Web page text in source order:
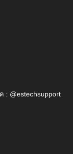
: @estechsupport